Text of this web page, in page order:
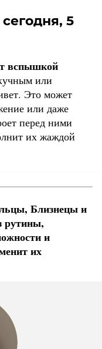
5
вспышкой
или
Это может
или даже
перед ними
их жаждой
Близнецы и
рутины,
и
их